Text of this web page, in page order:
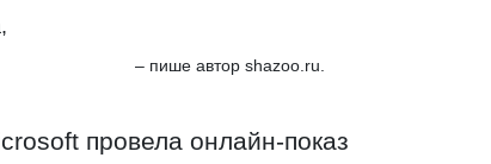
– пише автор shazoo.ru.
провела онлайн-показ